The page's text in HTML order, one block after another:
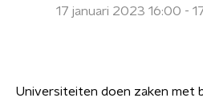
17 januari 2023 16:00 -
Universiteiten doen zaken met